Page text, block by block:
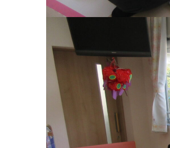
課外教室
理事長のことば
グループ施設・
関係先リンク
学校法⼈鴨⾕学園 鳳幼稚園
学校法⼈諏訪森学園 諏訪森幼稚園
⼤阪府私⽴幼稚園連盟
社会福祉法人野田福祉会